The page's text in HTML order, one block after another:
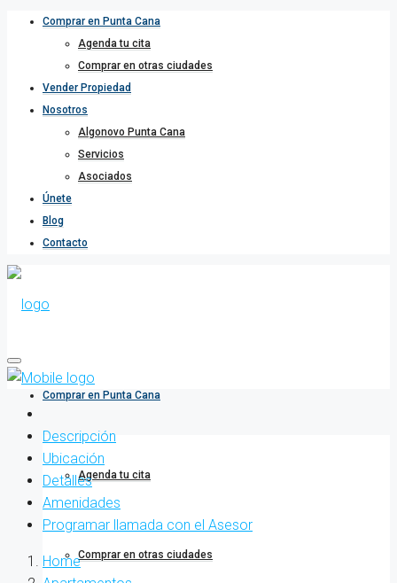
Comprar en Punta Cana
Agenda tu cita
Comprar en otras ciudades
Vender Propiedad
Nosotros
Algonovo Punta Cana
Servicios
Asociados
Únete
Blog
Contacto
Comprar en Punta Cana
Agenda tu cita
Comprar en otras ciudades
Descripción
Ubicación
Detalles
Amenidades
Programar llamada con el Asesor
Home